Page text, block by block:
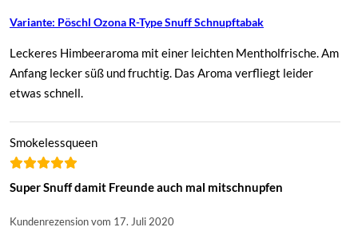
Variante: Pöschl Ozona R-Type Snuff Schnupftabak
Leckeres Himbeeraroma mit einer leichten Mentholfrische. Am
Anfang lecker süß und fruchtig. Das Aroma verfliegt leider
etwas schnell.
Smokelessqueen
Super Snuff damit Freunde auch mal mitschnupfen
Kundenrezension vom 17. Juli 2020